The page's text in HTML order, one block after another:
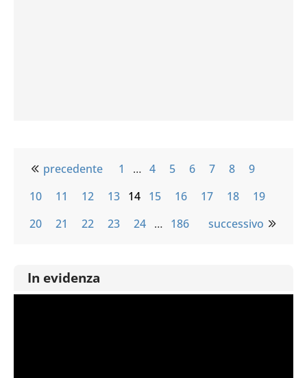
precedente 1 … 4 5 6 7 8
9
10
11 12 13 14 15 16 17 18
19
20
21 22 23 24 … 186 successivo
In evidenza